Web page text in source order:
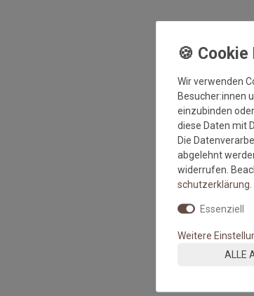
Wir verwenden
Besucher:innen
einzubinden
diese Daten mit
Die
abgelehnt
widerrufen.
schutz­erklärung
Essenziell
Weitere
ALLE